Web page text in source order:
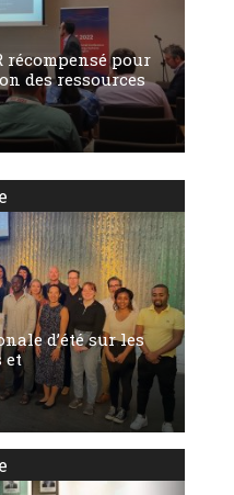
récompensé pour
des ressources
d’été sur les
et